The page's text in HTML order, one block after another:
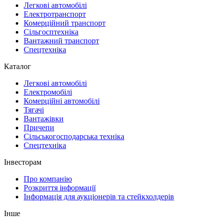
Легкові автомобілі
Електротранспорт
Комерційний транспорт
Сільгосптехніка
Вантажний транспорт
Спецтехніка
Каталог
Легкові автомобілі
Електромобілі
Комерційні автомобілі
Тягачі
Вантажівки
Причепи
Сільськогосподарська техніка
Спецтехніка
Інвесторам
Про компанію
Розкриття інформації
Інформація для аукціонерів та стейкхолдерів
Інше